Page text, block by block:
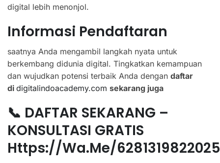
digital lebih menonjol.
Informasi Pendaftaran
saatnya Anda mengambil langkah nyata untuk
berkembang didunia digital. Tingkatkan kemampuan
dan wujudkan potensi terbaik Anda dengan daftar
di digitalindoacademy.com sekarang juga
📞 DAFTAR SEKARANG –
KONSULTASI GRATIS
Https://wa.me/6281319822025